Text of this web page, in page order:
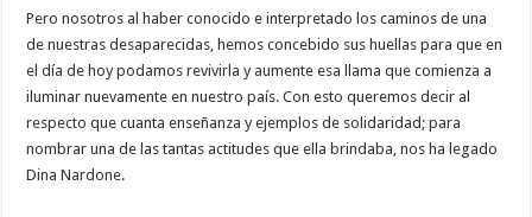
Pero nosotros al haber conocido e interpretado los caminos de una
de nuestras desaparecidas, hemos concebido sus huellas para que en
el día de hoy podamos revivirla y aumente esa llama que comienza a
iluminar nuevamente en nuestro país. Con esto queremos decir al
respecto que cuanta enseñanza y ejemplos de solidaridad; para
nombrar una de las tantas actitudes que ella brindaba, nos ha legado
Dina Nardone.